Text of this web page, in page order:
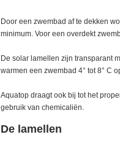
Door een zwembad af te dekken
minimum. Voor een overdekt
De solar lamellen zijn transparant
warmen een zwembad 4° tot 8° C
Aquatop draagt ook bij tot het
gebruik van chemicaliën.
De lamellen